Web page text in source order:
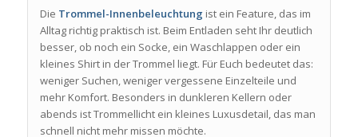
Die Trommel-Innenbeleuchtung ist ein Feature, das im
Alltag richtig praktisch ist. Beim Entladen seht Ihr deutlich
besser, ob noch ein Socke, ein Waschlappen oder ein
kleines Shirt in der Trommel liegt. Für Euch bedeutet das:
weniger Suchen, weniger vergessene Einzelteile und
mehr Komfort. Besonders in dunkleren Kellern oder
abends ist Trommellicht ein kleines Luxusdetail, das man
schnell nicht mehr missen möchte.